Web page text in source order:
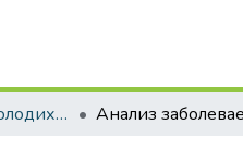
Наукові роботи молодих дослідників. Кафедра епідеміології